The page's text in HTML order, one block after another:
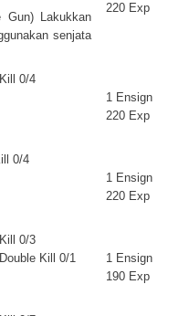
Gun) Lakukkan
senjata
220 Exp
0/4
1 Ensign
220 Exp
0/4
1 Ensign
220 Exp
0/3
Kill 0/1
1 Ensign
190 Exp